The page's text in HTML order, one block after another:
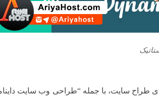
طراح سایت، با جمله “طراحی وب سایت